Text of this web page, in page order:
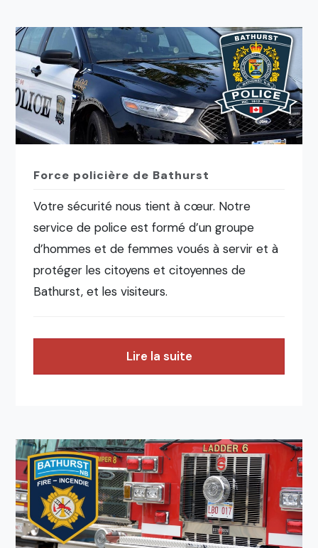
Force policière de Bathurst
Votre sécurité nous tient à cœur. Notre
service de police est formé d’un groupe
d’hommes et de femmes voués à servir et à
protéger les citoyens et citoyennes de
Bathurst, et les visiteurs.
Lire la suite